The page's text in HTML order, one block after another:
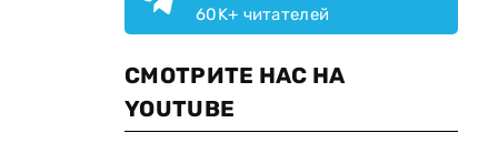
60K+ читателей
СМОТРИТЕ НАС НА
YOUTUBE